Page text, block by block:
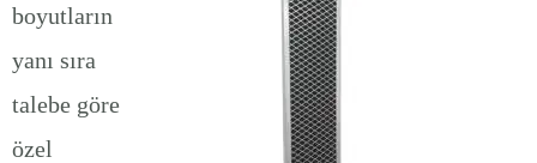
boyutların
yanı sıra
talebe göre
özel